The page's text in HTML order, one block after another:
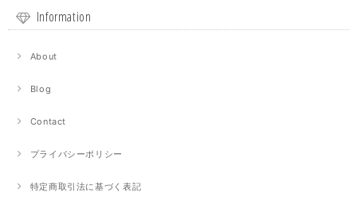
Information
About
Blog
Contact
プライバシーポリシー
特定商取引法に基づく表記